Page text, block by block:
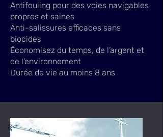
Antifouling pour des voies navigables
propres et saines
Anti-salissures efficaces sans
biocides
Économisez du temps, de l’argent et
de l’environnement
Durée de vie au moins 8 ans